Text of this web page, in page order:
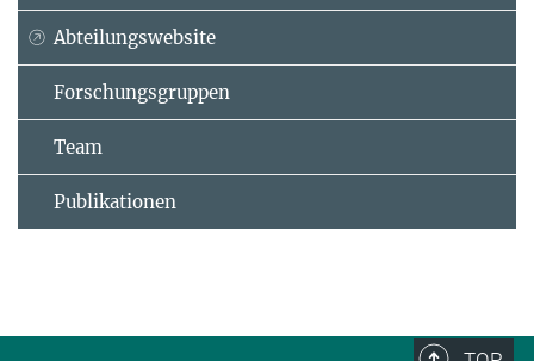
Abteilungswebsite
Forschungsgruppen
Team
Publikationen